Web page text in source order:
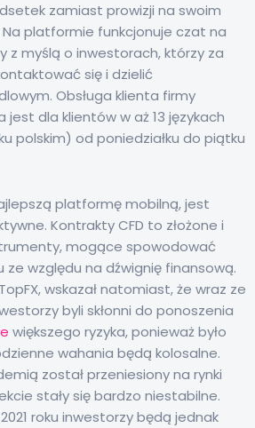
zamiast prowizji na swoim
platformie funkcjonuje czat na
z myślą o inwestorach, którzy za
się i dzielić
Obsługa klienta firmy
dla klientów w aż 13 językach
polskim) od poniedziałku do piątku
platformę mobilną, jest
Kontrakty CFD to złożone i
mogące spowodować
ze względu na dźwignię finansową.
wskazał natomiast, że wraz ze
byli skłonni do ponoszenia
większego ryzyka, ponieważ było
wahania będą kolosalne.
został przeniesiony na rynki
stały się bardzo niestabilne.
roku inwestorzy będą jednak